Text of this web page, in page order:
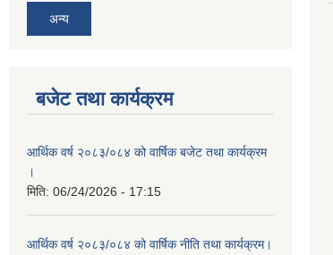
अन्य
बजेट तथा कार्यक्रम
आर्थिक वर्ष २०८३/०८४ को वार्षिक बजेट तथा कार्यक्रम
।
मिति: 06/24/2026 - 17:15
आर्थिक वर्ष २०८३/०८४ को वार्षिक नीति तथा कार्यक्रम।